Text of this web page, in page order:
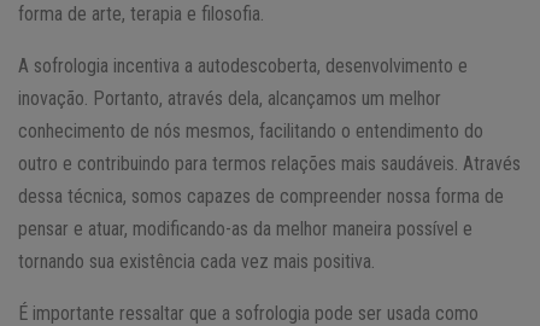
forma de arte, terapia e filosofia.
A sofrologia incentiva a autodescoberta, desenvolvimento e
inovação. Portanto, através dela, alcançamos um melhor
conhecimento de nós mesmos, facilitando o entendimento do
outro e contribuindo para termos relações mais saudáveis. Através
dessa técnica, somos capazes de compreender nossa forma de
pensar e atuar, modificando-as da melhor maneira possível e
tornando sua existência cada vez mais positiva.
É importante ressaltar que a sofrologia pode ser usada como